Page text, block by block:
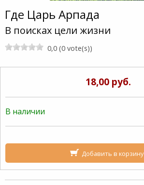
Где Царь Арпада
В поисках цели жизни
0,0 (0 vote(s))
18,00 руб.
В наличии
Добавить в корзину